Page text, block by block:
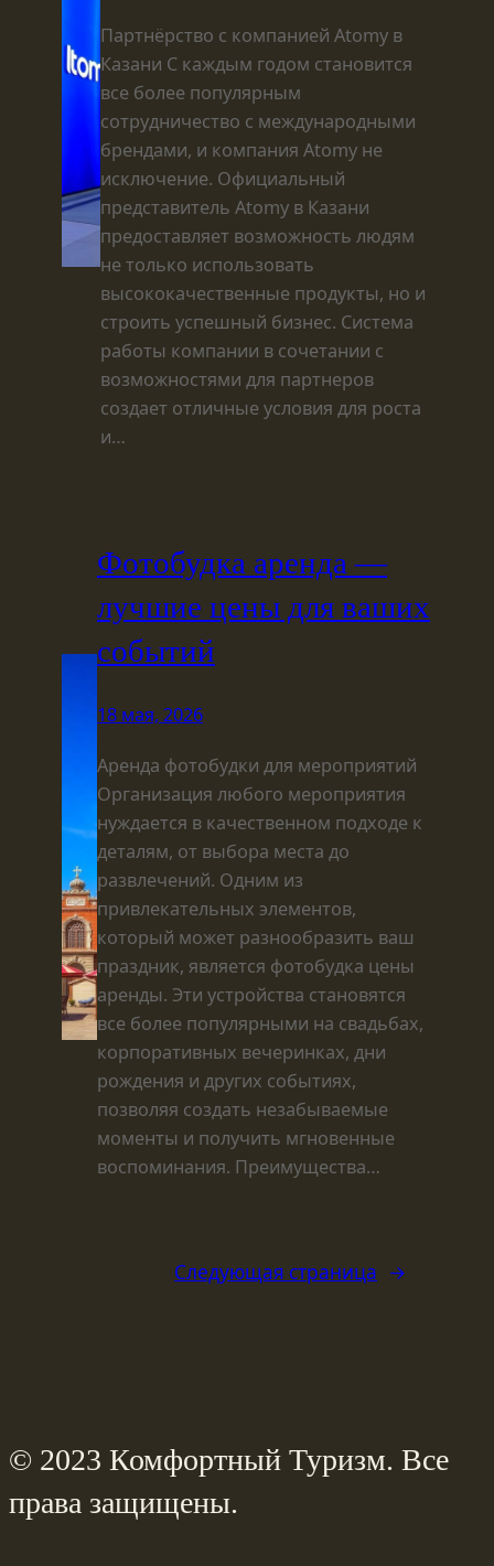
Партнёрство с компанией Atomy в
Казани С каждым годом становится
все более популярным
сотрудничество с международными
брендами, и компания Atomy не
исключение. Официальный
представитель Atomy в Казани
предоставляет возможность людям
не только использовать
высококачественные продукты, но и
строить успешный бизнес. Система
работы компании в сочетании с
возможностями для партнеров
создает отличные условия для роста
и…
Фотобудка аренда —
лучшие цены для ваших
событий
18 мая, 2026
Аренда фотобудки для мероприятий
Организация любого мероприятия
нуждается в качественном подходе к
деталям, от выбора места до
развлечений. Одним из
привлекательных элементов,
который может разнообразить ваш
праздник, является фотобудка цены
аренды. Эти устройства становятся
все более популярными на свадьбах,
корпоративных вечеринках, дни
рождения и других событиях,
позволяя создать незабываемые
моменты и получить мгновенные
воспоминания. Преимущества…
Следующая страница →
© 2023 Комфортный Туризм. Все
права защищены.